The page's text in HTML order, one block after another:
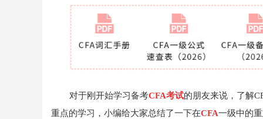
对于刚开始学习备考CFA考试的朋友来说，了解
重点的学习，小编给大家总结了一下在CFA一级中的